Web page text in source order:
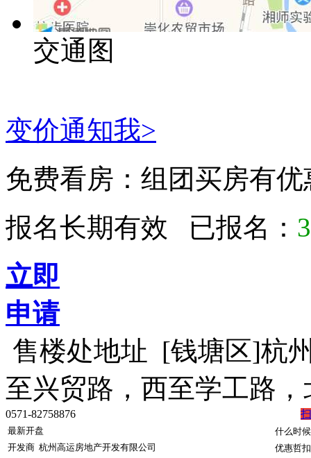
交通图
变价通知我>
免费看房： 组团买房有
报名长期有效 已报名：
立即
申请
售楼处地址 [钱塘区]杭
至兴贸路，西至学工路
0571-82758876
最新开盘
什么时
开发商 杭州高运房地产开发有限公司
优惠哲扣